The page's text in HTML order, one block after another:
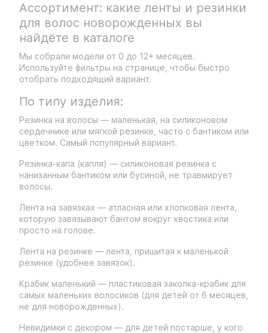
Ассортимент: какие ленты и резинки
для волос новорожденных вы
найдёте в каталоге
Мы собрали модели от 0 до 12+ месяцев.
Используйте фильтры на странице, чтобы быстро
отобрать подходящий вариант.
По типу изделия:
Резинка на волосы — маленькая, на силиконовом
сердечнике или мягкой резинке, часто с бантиком или
цветком. Самый популярный вариант.
Резинка-капа (капля) — силиконовая резинка с
нанизанным бантиком или бусиной, не травмирует
волосы.
Лента на завязках — атласная или хлопковая лента,
которую завязывают бантом вокруг хвостика или
просто на голове.
Лента на резинке — лента, пришитая к маленькой
резинке (удобнее завязок).
Крабик маленький — пластиковая заколка-крабик для
самых маленьких волосиков (для детей от 6 месяцев,
не для новорожденных).
Невидимки с декором — для детей постарше, у кого